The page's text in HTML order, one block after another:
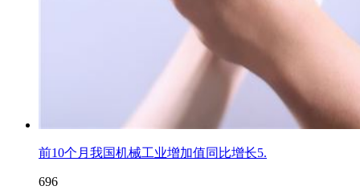
前10个月我国机械工业增加值同比增长5.
696